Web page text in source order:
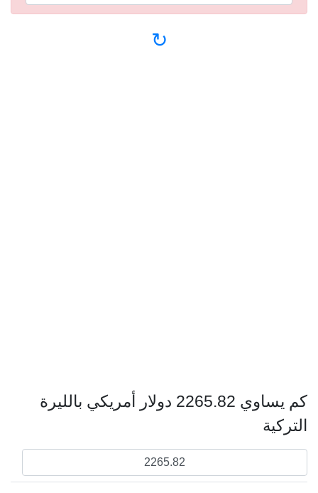
↻
كم يساوي 2265.82 دولار أمريكي بالليرة
التركية